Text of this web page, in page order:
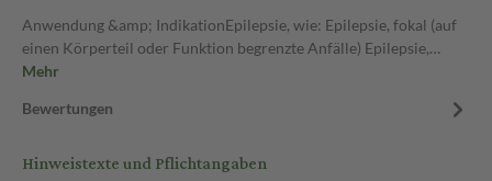
Anwendung &amp; IndikationEpilepsie, wie: Epilepsie, fokal (auf
einen Körperteil oder Funktion begrenzte Anfälle) Epilepsie,…
Mehr
Bewertungen
Hinweistexte und Pflichtangaben